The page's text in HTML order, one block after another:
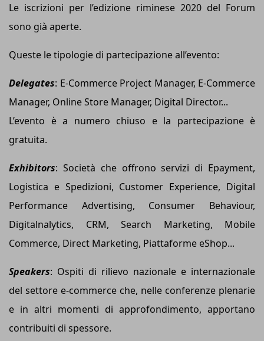
Le iscrizioni per l’edizione riminese 2020 del Forum
sono già aperte.
Queste le tipologie di partecipazione all’evento:
Delegates: E-Commerce Project Manager, E-Commerce
Manager, Online Store Manager, Digital Director...
L’evento è a numero chiuso e la partecipazione è
gratuita.
Exhibitors: Società che offrono servizi di Epayment,
Logistica e Spedizioni, Customer Experience, Digital
Performance Advertising, Consumer Behaviour,
Digitalnalytics, CRM, Search Marketing, Mobile
Commerce, Direct Marketing, Piattaforme eShop...
Speakers: Ospiti di rilievo nazionale e internazionale
del settore e-commerce che, nelle conferenze plenarie
e in altri momenti di approfondimento, apportano
contribuiti di spessore.